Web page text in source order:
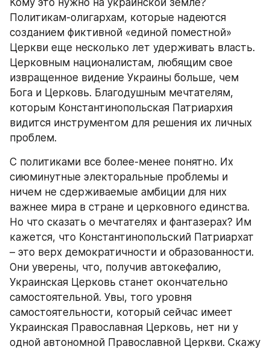
Политикам-олигархам, которые надеются
созданием фиктивной «единой поместной»
Церкви еще несколько лет удерживать власть.
Церковным националистам, любящим свое
извращенное видение Украины больше, чем
Бога и Церковь. Благодушным мечтателям,
которым Константинопольская Патриархия
видится инструментом для решения их личных
проблем.
С политиками все более-менее понятно. Их
сиюминутные электоральные проблемы и
ничем не сдерживаемые амбиции для них
важнее мира в стране и церковного единства.
Но что сказать о мечтателях и фантазерах? Им
кажется, что Константинопольский Патриархат
– это верх демократичности и образованности.
Они уверены, что, получив автокефалию,
Украинская Церковь станет окончательно
самостоятельной. Увы, того уровня
самостоятельности, который сейчас имеет
Украинская Православная Церковь, нет ни у
одной автономной Православной Церкви. Скажу